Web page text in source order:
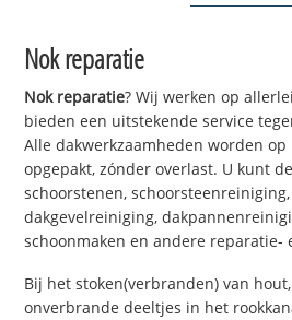
Nok reparatie
Nok reparatie? Wij werken op
bieden een uitstekende service
Alle dakwerkzaamheden worden
opgepakt, zónder overlast. U kunt
schoorstenen,
dakgevelreiniging,
schoonmaken en andere reparatie-
Bij het stoken(verbranden) van
onverbrande deeltjes in het